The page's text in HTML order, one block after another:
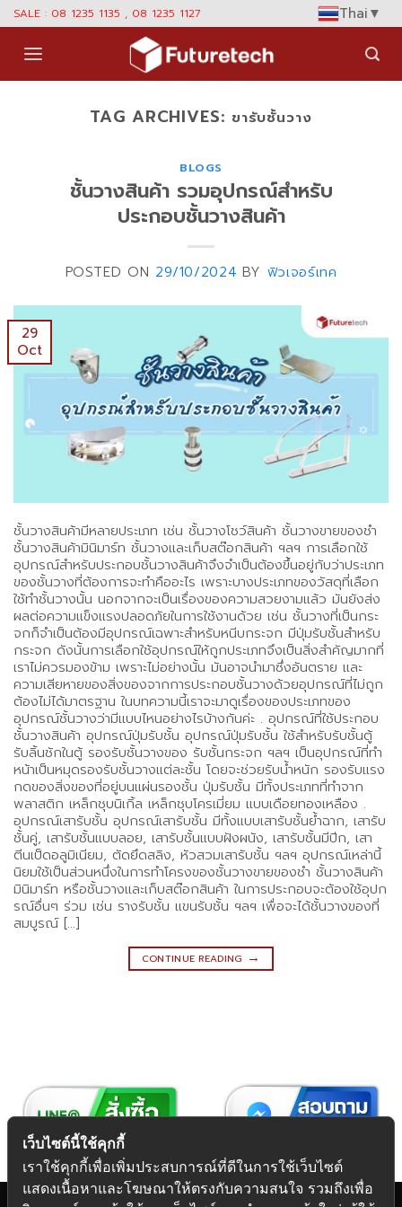
Skip
content
SALE : 08 1235 1135 , 08 1235 1127 Thai▼
TAG ARCHIVES: ขารับชั้นวาง
BLOGS
ชั้นวางสินค้า รวมอุปกรณ์สำหรับ
ประกอบชั้นวางสินค้า
POSTED ON 29/10/2024 BY ฟิวเจอร์เทค
29
Oct
ชั้นวางสินค้ามีหลายประเภท เช่น ชั้นวางโชว์สินค้า ชั้นวางขายของชำ
ชั้นวางสินค้ามินิมาร์ท ชั้นวางและเก็บสต๊อกสินค้า ฯลฯ การเลือกใช้
อุปกรณ์สำหรับประกอบชั้นวางสินค้าจึงจำเป็นต้องขึ้นอยู่กับว่าประเภท
ของชั้นวางที่ต้องการจะทำคืออะไร เพราะบางประเภทของวัสดุที่เลือก
ใช้ทำชั้นวางนั้น นอกจากจะเป็นเรื่องของความสวยงามแล้ว มันยังส่ง
ผลต่อความแข็งแรงปลอดภัยในการใช้งานด้วย เช่น ชั้นวางที่เป็นกระ
จกก็จำเป็นต้องมีอุปกรณ์เฉพาะสำหรับหนีบกระจก มีปุ่มรับชั้นสำหรับ
กระจก ดังนั้นการเลือกใช้อุปกรณ์ให้ถูกประเภทจึงเป็นสิ่งสำคัญมากที่
เราไม่ควรมองข้าม เพราะไม่อย่างนั้น มันอาจนำมาซึ่งอันตราย และ
ความเสียหายของสิ่งของจากการประกอบชั้นวางด้วยอุปกรณ์ที่ไม่ถูก
ต้องไม่ได้มาตรฐาน ในบทความนี้เราจะมาดูเรื่องของประเภทของ
อุปกรณ์ชั้นวางว่ามีแบบไหนอย่างไรบ้างกันค่ะ . อุปกรณ์ที่ใช้ประกอบ
ชั้นวางสินค้า อุปกรณ์ปุ่มรับชั้น อุปกรณ์ปุ่มรับชั้น ใช้สำหรับรับชั้นตู้
รับลิ้นชักในตู้ รองรับชั้นวางของ รับชั้นกระจก ฯลฯ เป็นอุปกรณ์ที่ทำ
หน้าเป็นหมุดรองรับชั้นวางแต่ละชั้น โดยจะช่วยรับน้ำหนัก รองรับแรง
กดของสิ่งของที่อยู่บนแผ่นรองชั้น ปุ่มรับชั้น มีทั้งประเภทที่ทำจาก
พลาสติก เหล็กชุบนิเกิ้ล เหล็กชุบโครเมี่ยม แบบเดือยทองเหลือง .
อุปกรณ์เสารับชั้น อุปกรณ์เสารับชั้น มีทั้งแบบเสารับชั้นย้ำฉาก, เสารับ
ชั้นคู่, เสารับชั้นแบบลอย, เสารับชั้นแบบฝังผนัง, เสารับชั้นมีปีก, เสา
ตีนเป็ดอลูมิเนียม, ตัดยึดสลิง, หัวสวมเสารับชั้น ฯลฯ อุปกรณ์เหล่านี้
นิยมใช้เป็นส่วนหนึ่งในการทำโครงของชั้นวางขายของชำ ชั้นวางสินค้า
มินิมาร์ท หรือชั้นวางและเก็บสต๊อกสินค้า ในการประกอบจะต้องใช้อุปก
รณ์อื่นๆ ร่วม เช่น รางรับชั้น แขนรับชั้น ฯลฯ เพื่อจะได้ชั้นวางของที่
สมบูรณ์ […]
CONTINUE READING →
เว็บไซต์นี้ใช้คุกกี้
เราใช้คุกกี้เพื่อเพิ่มประสบการณ์ที่ดีในการใช้เว็บไซต์
แสดงเนื้อหาและโฆษณาให้ตรงกับความสนใจ รวมถึงเพื่อ